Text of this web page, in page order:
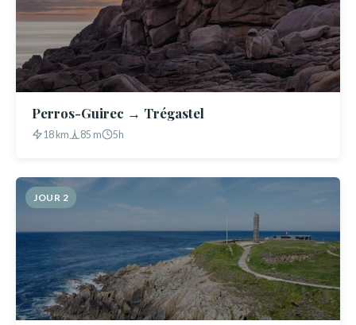
Perros-Guirec → Trégastel
18 km 85 m 5h
JOUR 2